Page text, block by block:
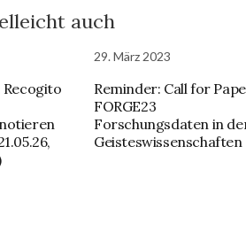
auch
Recogito
29. März 2023
Reminder: Call for
FORGE23
Forschungsdaten in
Geisteswissenschaften